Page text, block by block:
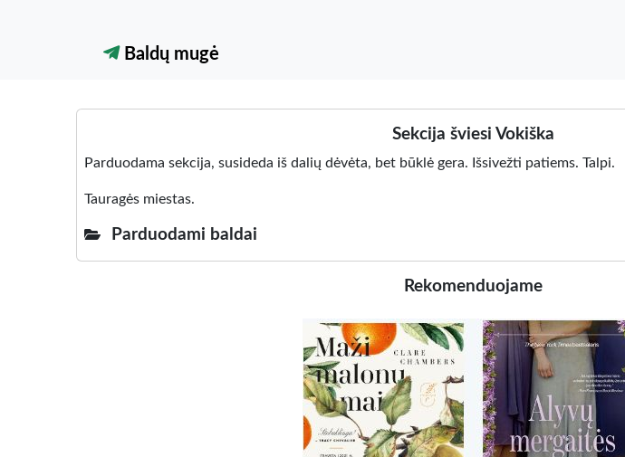
Baldų mugė
Sekcija šviesi Vokiška
Parduodama sekcija, susideda iš dalių dėvėta, bet būklė gera. Išsivežti patiems. Talpi.
Tauragės miestas.
Parduodami baldai
Rekomenduojame